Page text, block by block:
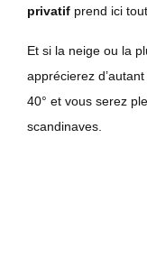
privatif prend ici
Et si la neige ou la
apprécierez
40° et vous serez
scandinaves.